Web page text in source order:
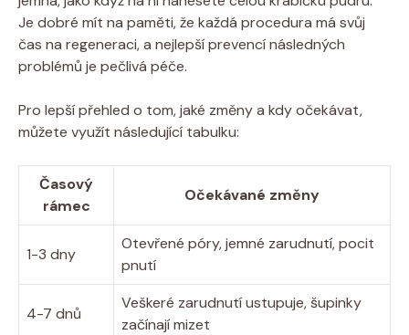
Je dobré mít na paměti, že každá procedura má svůj
čas na regeneraci, a nejlepší prevencí následných
problémů je pečlivá péče.
Pro lepší přehled o tom, jaké změny a kdy očekávat,
můžete využít následující tabulku:
Časový
rámec
Očekávané změny
1-3 dny
Otevřené póry, jemné zarudnutí, pocit
pnutí
4-7 dnů
Veškeré zarudnutí ustupuje, šupinky
začínají mizet